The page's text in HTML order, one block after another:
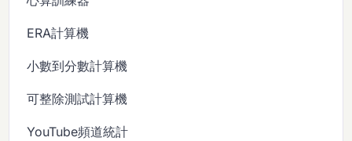
ERA計算機
小數到分數計算機
可整除測試計算機
YouTube頻道統計